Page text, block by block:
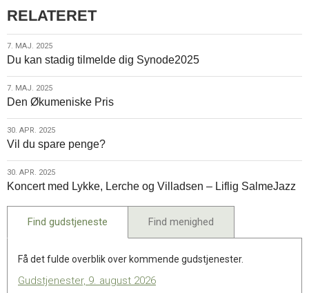
RELATERET
7.
maj.
2025
7. MAJ. 2025
Du kan stadig tilmelde dig Synode2025
7.
maj.
2025
7. MAJ. 2025
Den Økumeniske Pris
30.
apr.
2025
30. APR. 2025
Vil du spare penge?
30.
apr.
2025
30. APR. 2025
Koncert med Lykke, Lerche og Villadsen – Liflig SalmeJazz
Find gudstjeneste Find menighed
Få det fulde overblik over kommende gudstjenester.
Gudstjenester, 9. august 2026